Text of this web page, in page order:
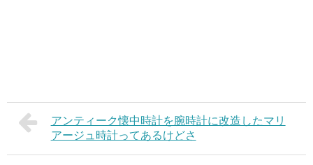
アンティーク懐中時計を腕時計に改造したマリ
アージュ時計ってあるけどさ